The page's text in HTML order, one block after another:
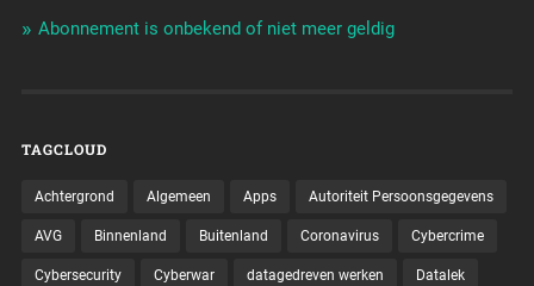
Abonnement is onbekend of niet meer geldig
TAGCLOUD
Achtergrond Algemeen Apps Autoriteit Persoonsgegevens
AVG Binnenland Buitenland Coronavirus Cybercrime
Cybersecurity Cyberwar datagedreven werken Datalek